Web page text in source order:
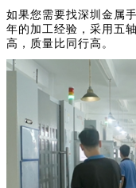
如果您需要找深圳金属
年的加工经验，采用五
高，质量比同行高。